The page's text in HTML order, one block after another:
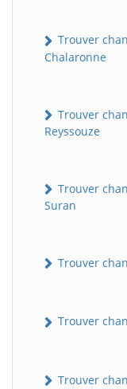
Trouver
Chalaronne
Trouver
Reyssouze
Trouver
Suran
Trouver
Trouver
Trouver